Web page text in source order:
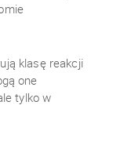
klasę reakcji
one
tylko w